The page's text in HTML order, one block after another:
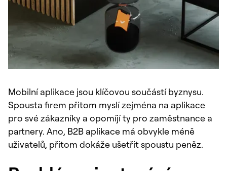
Mobilní aplikace jsou klíčovou součástí byznysu.
Spousta firem přitom myslí zejména na aplikace
pro své zákazníky a opomíjí ty pro zaměstnance a
partnery. Ano, B2B aplikace má obvykle méně
uživatelů, přitom dokáže ušetřit spoustu peněz.